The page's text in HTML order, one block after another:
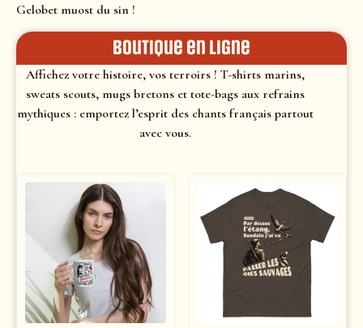
Gelobet muost du sin !
Boutique en ligne
Affichez votre histoire, vos terroirs ! T-shirts marins,
sweats scouts, mugs bretons et tote-bags aux refrains
mythiques : emportez l’esprit des chants français partout
avec vous.